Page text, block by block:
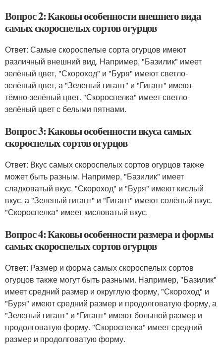
Вопрос 2: Каковы особенности внешнего вида
самых скороспелых сортов огурцов
Ответ: Самые скороспелые сорта огурцов имеют
различный внешний вид. Например, "Базилик" имеет
зелёный цвет, "Скороход" и "Буря" имеют светло-
зелёный цвет, а "Зеленый гигант" и "Гигант" имеют
тёмно-зелёный цвет. "Скороспелка" имеет светло-
зелёный цвет с белыми пятнами.
Вопрос 3: Каковы особенности вкуса самых
скороспелых сортов огурцов
Ответ: Вкус самых скороспелых сортов огурцов также
может быть разным. Например, "Базилик" имеет
сладковатый вкус, "Скороход" и "Буря" имеют кислый
вкус, а "Зеленый гигант" и "Гигант" имеют солёный вкус.
"Скороспелка" имеет кисловатый вкус.
Вопрос 4: Каковы особенности размера и формы
самых скороспелых сортов огурцов
Ответ: Размер и форма самых скороспелых сортов
огурцов также могут быть разными. Например, "Базилик"
имеет средний размер и округлую форму, "Скороход" и
"Буря" имеют средний размер и продолговатую форму, а
"Зеленый гигант" и "Гигант" имеют большой размер и
продолговатую форму. "Скороспелка" имеет средний
размер и продолговатую форму.